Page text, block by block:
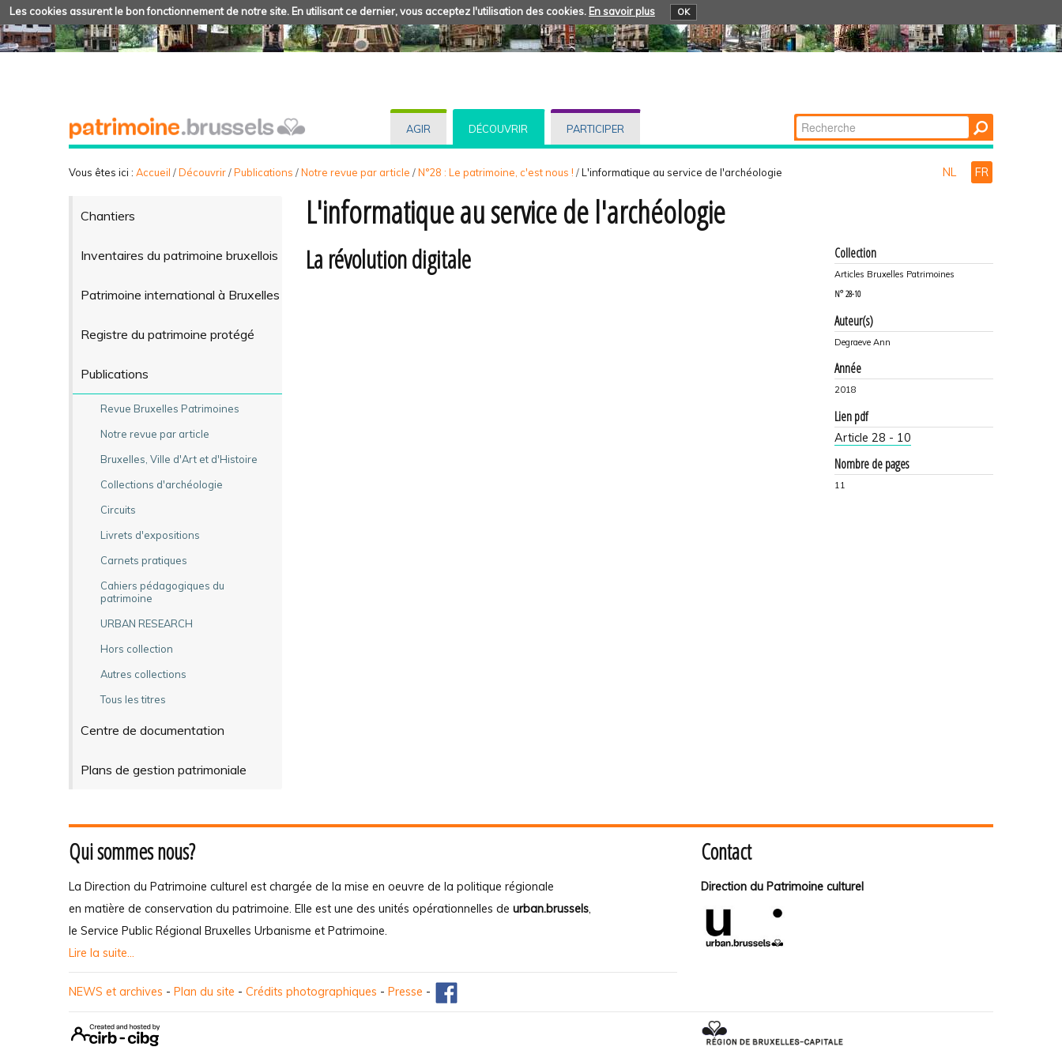
Les cookies assurent le bon fonctionnement de notre site. En utilisant ce dernier, vous acceptez l'utilisation des cookies. En savoir plus OK
AGIR DÉCOUVRIR PARTICIPER Chercher par
Recherche
Vous êtes ici : Accueil /Découvrir/Publications /Notre revue par article /N°28 : Le patrimoine, c'est nous ! /L'informatique au service de l'archéologie NL FR
Chantiers
Inventaires du patrimoine bruxellois
Patrimoine international à Bruxelles
Registre du patrimoine protégé
Publications
Revue Bruxelles Patrimoines
Notre revue par article
Bruxelles, Ville d'Art et d'Histoire
Collections d'archéologie
Circuits
Livrets d'expositions
Carnets pratiques
Cahiers pédagogiques du
patrimoine
URBAN RESEARCH
Hors collection
Autres collections
Tous les titres
Centre de documentation
Plans de gestion patrimoniale
L'informatique au service de l'archéologie
La révolution digitale Collection
Articles Bruxelles Patrimoines
N° 28-10
Auteur(s)
Degraeve Ann
Année
2018
Lien pdf
Article 28 - 10
Nombre de pages
11
Qui sommes nous?
La Direction du Patrimoine culturel est chargée de la mise en oeuvre de la politique régionale
en matière de conservation du patrimoine. Elle est une des unités opérationnelles de urban.brussels,
le Service Public Régional Bruxelles Urbanisme et Patrimoine.
Lire la suite...
Contact
Direction du Patrimoine culturel
NEWS et archives - Plan du site - Crédits photographiques - Presse -